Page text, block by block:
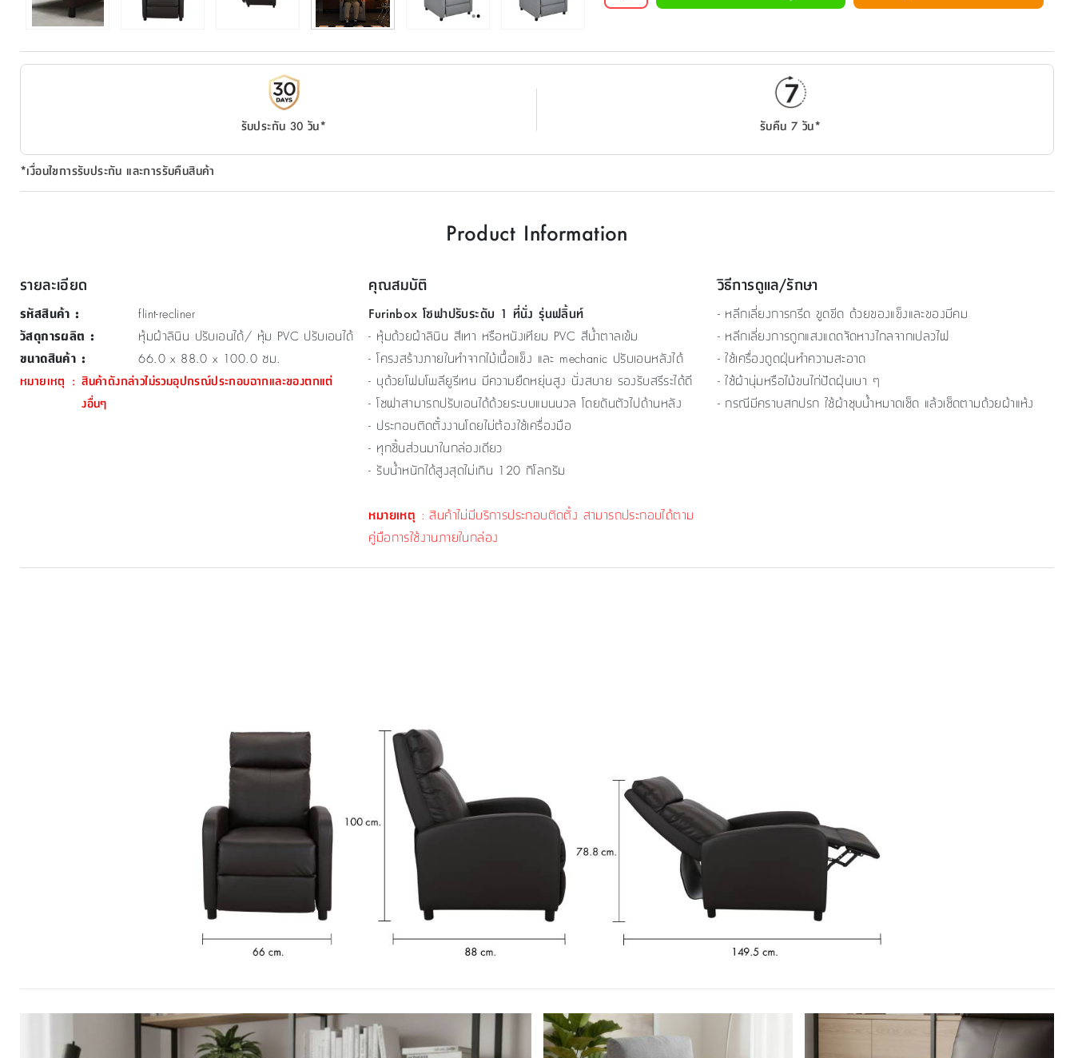
รับประกัน 30 วัน* รับคืน 7 วัน*
*เงื่อนไขการรับประกัน และการรับคืนสินค้า
Product Information
รายละเอียด
รหัสสินค้า :
flint-recliner
วัสดุการผลิต :
หุ้มผ้าลินิน ปรับเอนได้/ หุ้ม PVC ปรับเอนได้
ขนาดสินค้า : 66.0 x 88.0 x 100.0 ซม.
หมายเหตุ : สินค้าดังกล่าวไม่รวมอุปกรณ์ประกอบฉากและของตกแต่
งอื่นๆ
คุณสมบัติ
Furinbox โซฟาปรับระดับ 1 ที่นั่ง รุ่นฟลิ้นท์
- หุ้มด้วยผ้าลินิน สีเทา หรือหนังเทียม PVC สีน้ำตาลเข้ม
- โครงสร้างภายในทำจากไม้เนื้อแข็ง และ mechanic ปรับเอนหลังได้
- บุด้วยโฟมโพลียูรีเทน มีความยืดหยุ่นสูง นั่งสบาย รองรับสรีระได้ดี
- โซฟาสามารถปรับเอนได้ด้วยระบบแมนนวล โดยดันตัวไปด้านหลัง
- ประกอบติดตั้งงานโดยไม่ต้องใช้เครื่องมือ
- ทุกชิ้นส่วนมาในกล่องเดียว
- รับน้ำหนักได้สูงสุดไม่เกิน 120 กิโลกรัม
หมายเหตุ : สินค้าไม่มีบริการประกอบติดตั้ง สามารถประกอบได้ตาม
คู่มือการใช้งานภายในกล่อง
วิธีการดูแล/รักษา
- หลีกเลี่ยงการกรีด ขูดขีด ด้วยของแข็งและของมีคม
- หลีกเลี่ยงการถูกแสงแดดจัดหางไกลจากเปลวไฟ
- ใช้เครื่องดูดฝุ่นทำความสะอาด
- ใช้ผ้านุ่มหรือไม้ขนไก่ปัดฝุ่นเบา ๆ
- กรณีมีคราบสกปรก ใช้ผ้าชุบน้ำหมาดเช็ด แล้วเช็ดตามด้วยผ้าแห้ง